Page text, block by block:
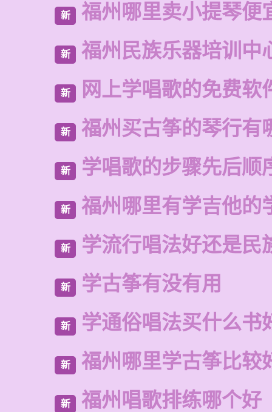
新 福州哪里卖小提琴便
新 福州民族乐器培训中
新 网上学唱歌的免费软
新 福州买古筝的琴行有
新 学唱歌的步骤先后顺
新 福州哪里有学吉他的
新 学流行唱法好还是民
新 学古筝有没有用
新 学通俗唱法买什么书
新 福州哪里学古筝比较
新 福州唱歌排练哪个好